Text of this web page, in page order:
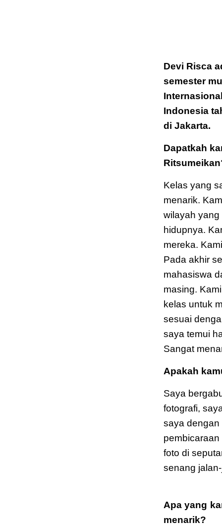
Devi Risca
semester
Indonesia
di Jakarta.
Dapatkah
Kelas yang
menarik.
wilayah
hidupnya.
mereka.
Pada akhir
mahasiswa
masing.
kelas untuk
sesuai
saya temui
Sangat
Apakah
Saya
fotografi,
saya dengan
foto di
senang
Apa yang
menarik?